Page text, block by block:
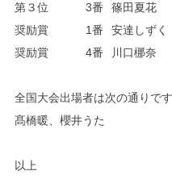
第３位	  3番	篠田夏花
奨励賞	  1番	安達しずく
奨励賞	  4番	川口梛奈
全国大会出場者は次の通りです
髙橋暖、櫻井うた
以上